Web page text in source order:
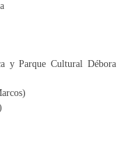
Parque Cultural Débora